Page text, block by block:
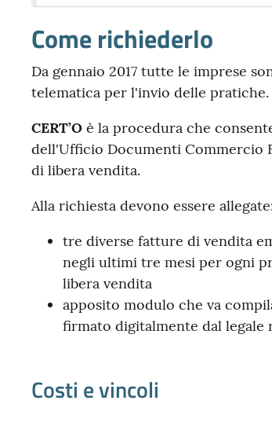
Come richiederlo
Da gennaio 2017 tutte le imprese
telematica per l'invio delle pratiche.
CERT’Oè la procedura che
dell'Ufficio Documenti Commercio
di libera vendita.
Alla richiesta devono essere
tre diverse fatture di vendita
negli ultimi tre mesi per ogni
libera vendita
apposito modulo che va
firmato digitalmente dal legale
Costi e vincoli